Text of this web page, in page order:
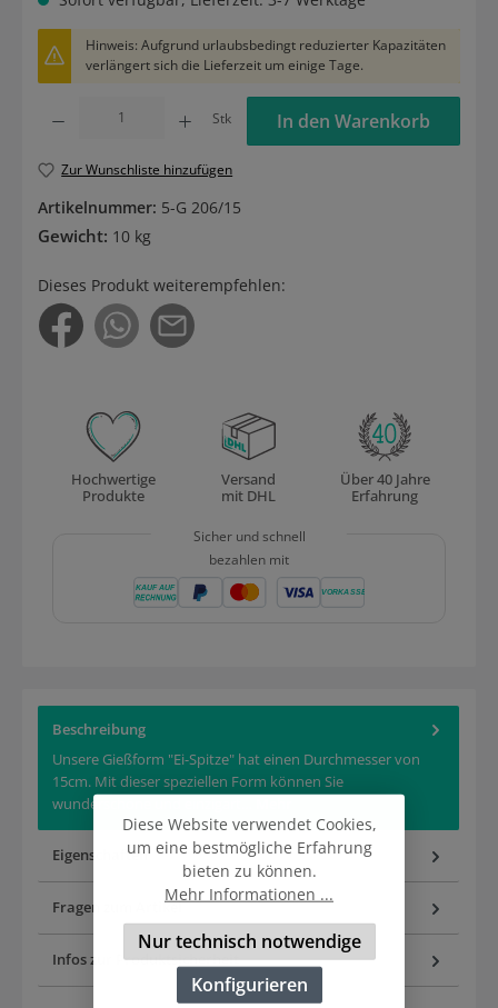
Hinweis: Aufgrund urlaubsbedingt reduzierter Kapazitäten
verlängert sich die Lieferzeit um einige Tage.
Stk In den Warenkorb
Zur Wunschliste hinzufügen
Artikelnummer: 5-G 206/15
Gewicht: 10 kg
Dieses Produkt weiterempfehlen:
Hochwertige
Produkte
Versand
mit DHL
Über 40 Jahre
Erfahrung
Sicher und schnell
bezahlen mit
Beschreibung
Unsere Gießform "Ei-Spitze" hat einen Durchmesser von
15cm. Mit dieser speziellen Form können Sie
wunderschöne und einzigart…
Eigenschaften
Fragen zum Artikel
Infos zur Produktsicherheit
Diese Website verwendet Cookies,
um eine bestmögliche Erfahrung
bieten zu können.
Mehr Informationen ...
Nur technisch notwendige
Konfigurieren